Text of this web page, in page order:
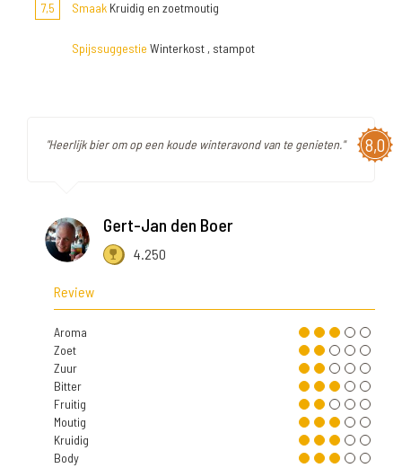
7,5 Smaak Kruidig en zoetmoutig
Spijssuggestie Winterkost , stampot
8,0
"Heerlijk bier om op een koude winteravond van te genieten."
Gert-Jan den Boer
4.250
Review
Aroma
Zoet
Zuur
Bitter
Fruitig
Moutig
Kruidig
Body